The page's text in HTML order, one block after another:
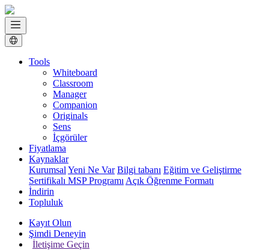
Tools
Whiteboard
Classroom
Manager
Companion
Originals
Sens
İçgörüler
Fiyatlama
Kaynaklar
Kurumsal Yeni Ne Var Bilgi tabanı Eğitim ve Geliştirme
Sertifikalı MSP Programı Açık Öğrenme Formatı
İndirin
Topluluk
Kayıt Olun
Şimdi Deneyin
İletişime Geçin